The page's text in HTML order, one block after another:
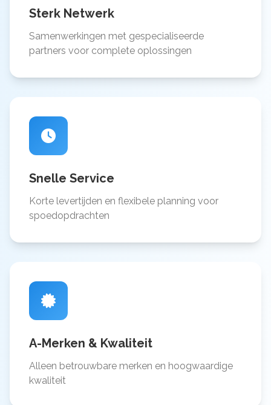
Sterk Netwerk
Samenwerkingen met gespecialiseerde
partners voor complete oplossingen
Snelle Service
Korte levertijden en flexibele planning voor
spoedopdrachten
A-Merken & Kwaliteit
Alleen betrouwbare merken en hoogwaardige
kwaliteit